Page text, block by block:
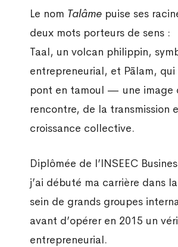
Le nom Talâme puise ses
deux mots porteurs de sens :
Taal, un volcan philippin,
entrepreneurial, et Pālam, qui
pont en tamoul — une image
rencontre, de la transmission
croissance collective.
Diplômée de l’INSEEC
j’ai débuté ma carrière dans
sein de grands groupes
avant d’opérer en 2015 un
entrepreneurial.